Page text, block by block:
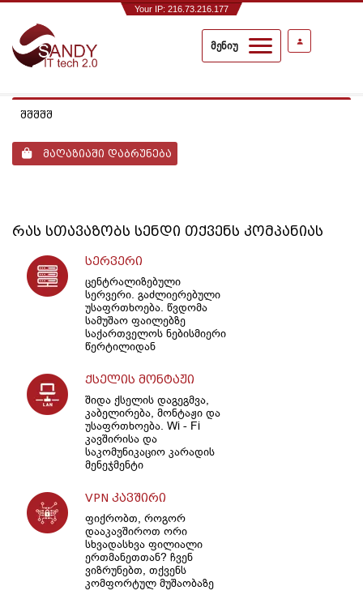
Your IP: 216.73.216.177
მენიუ
შშშშშ
მაღაზიაში დაბრუნება
რას სთავაზობს სენდი თქვენს კომპანიას
სერვერი
ცენტრალიზებული
სერვერი. გაძლიერებული
უსაფრთხოება. წვდომა
სამუშაო ფაილებზე
საქართველოს ნებისმიერი
წერტილიდან
ქსელის მონტაჟი
შიდა ქსელის დაგეგმვა,
კაბელირება, მონტაჟი და
უსაფრთხოება. Wi - Fi
კავშირისა და
საკომუნიკაციო კარადის
მენეჯმენტი
VPN კავშირი
ფიქრობთ, როგორ
დააკავშიროთ ორი
სხვადასხვა ფილიალი
ერთმანეთთან? ჩვენ
ვიზრუნებთ, თქვენს
კომფორტულ მუშაობაზე